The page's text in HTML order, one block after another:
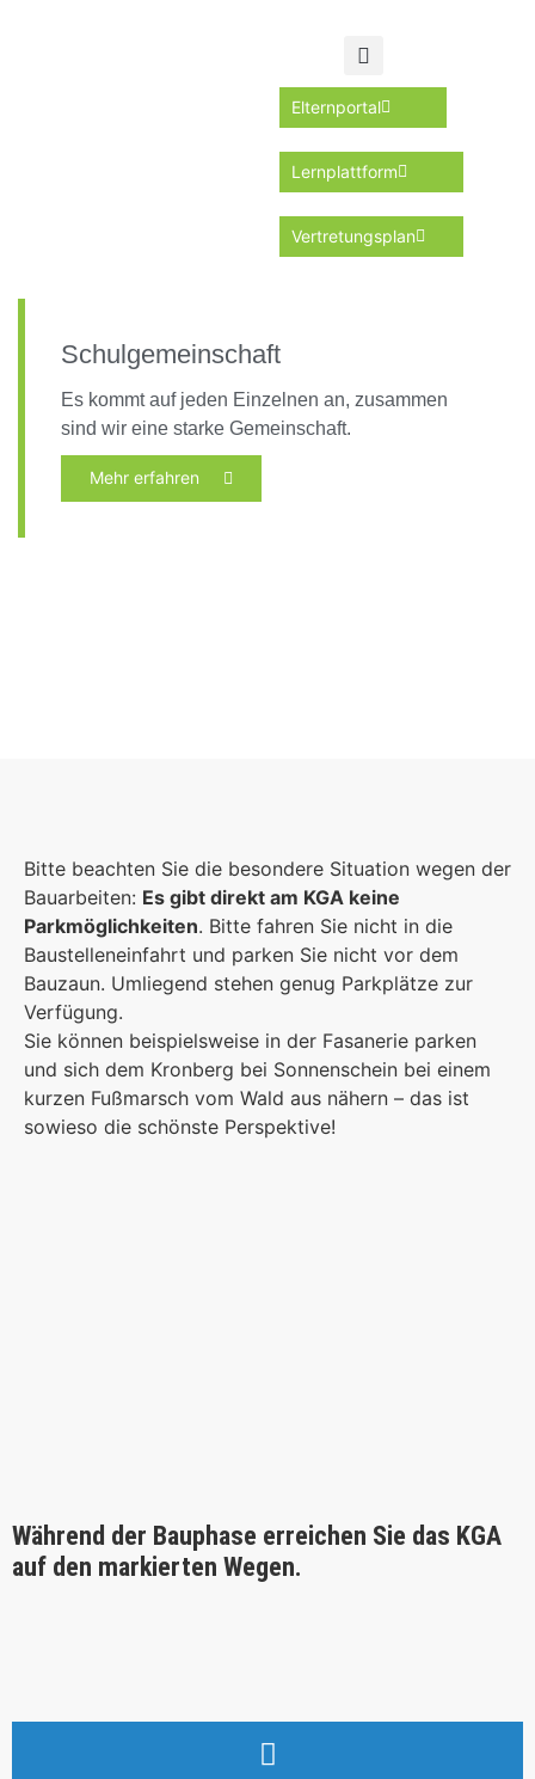
Elternportal
Lernplattform
Vertretungsplan
Schulgemeinschaft
Es kommt auf jeden Einzelnen an, zusammen
sind wir eine starke Gemeinschaft.
Mehr erfahren
Bitte beachten Sie die besondere Situation wegen der
Bauarbeiten: Es gibt direkt am KGA keine
Parkmöglichkeiten. Bitte fahren Sie nicht in die
Baustelleneinfahrt und parken Sie nicht vor dem
Bauzaun. Umliegend stehen genug Parkplätze zur
Verfügung.
Sie können beispielsweise in der Fasanerie parken
und sich dem Kronberg bei Sonnenschein bei einem
kurzen Fußmarsch vom Wald aus nähern – das ist
sowieso die schönste Perspektive!
Während der Bauphase erreichen Sie das KGA
auf den markierten Wegen.